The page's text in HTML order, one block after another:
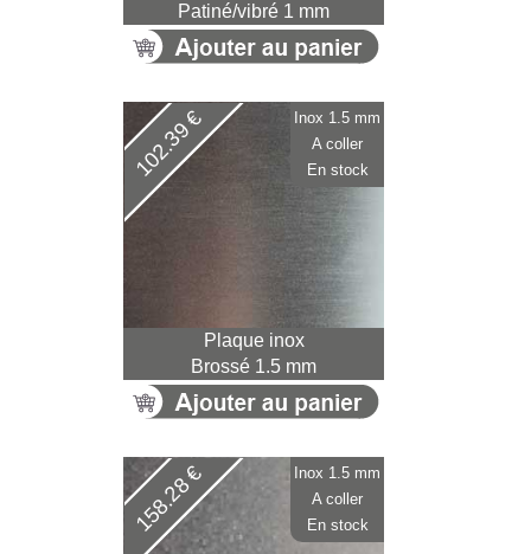
Patiné/vibré 1 mm
Plaque inox
Brossé 1.5 mm
102.39 €
Inox 1.5 mm
A coller
En stock
158.28 €
Inox 1.5 mm
A coller
En stock